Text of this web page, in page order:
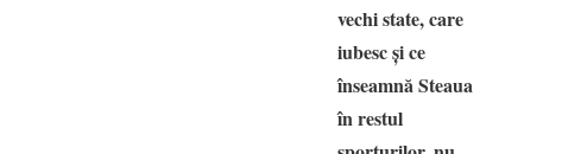
vechi state, care
iubesc și ce
înseamnă Steaua
în restul